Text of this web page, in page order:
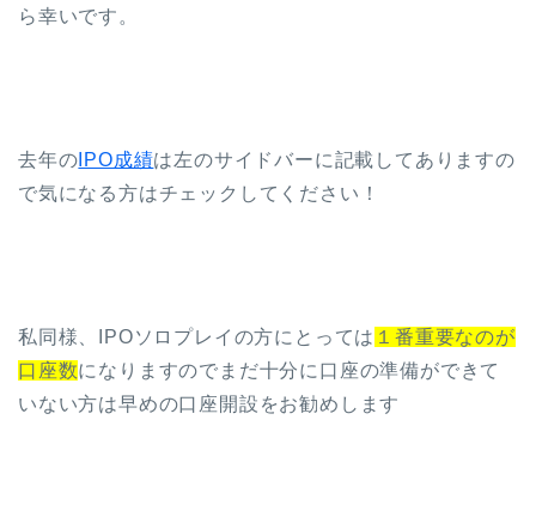
ら幸いです。
去年の IPO成績は左のサイドバーに記載してありますの
で気になる方はチェックしてください！
私同様、IPOソロプレイの方にとっては １番重要なのが
口座数になりますのでまだ十分に口座の準備ができて
いない方は早めの口座開設をお勧めします